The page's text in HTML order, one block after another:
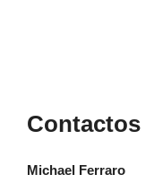
Contactos
Michael Ferraro